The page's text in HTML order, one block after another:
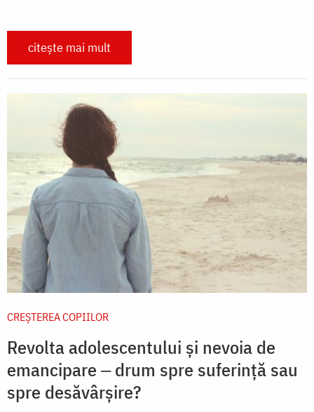
citește mai mult
CREŞTEREA COPIILOR
Revolta adolescentului și nevoia de
emancipare ‒ drum spre suferință sau
spre desăvârșire?